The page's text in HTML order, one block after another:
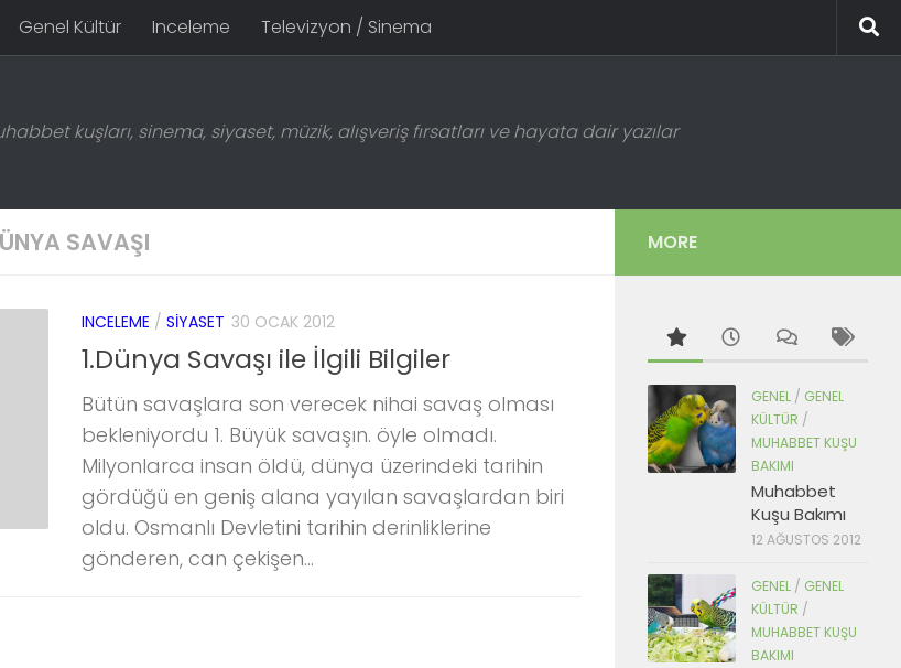
Genel Kültür Inceleme Televizyon / Sinema
kuşları, sinema, siyaset, müzik, alışveriş fırsatları ve hayata dair yazılar
SAVAŞI
INCELEME / SIYASET 30 OCAK 2012
1.Dünya Savaşı ile İlgili Bilgiler
Bütün savaşlara son verecek nihai savaş olması
bekleniyordu 1. Büyük savaşın. öyle olmadı.
Milyonlarca insan öldü, dünya üzerindeki tarihin
gördüğü en geniş alana yayılan savaşlardan biri
oldu. Osmanlı Devletini tarihin derinliklerine
gönderen, can çekişen...
MORE
GENEL / GENEL
KÜLTÜR /
MUHABBET KUŞU
BAKIMI
Muhabbet
Kuşu Bakımı
12 AĞUSTOS 2012
GENEL / GENEL
KÜLTÜR /
MUHABBET KUŞU
BAKIMI